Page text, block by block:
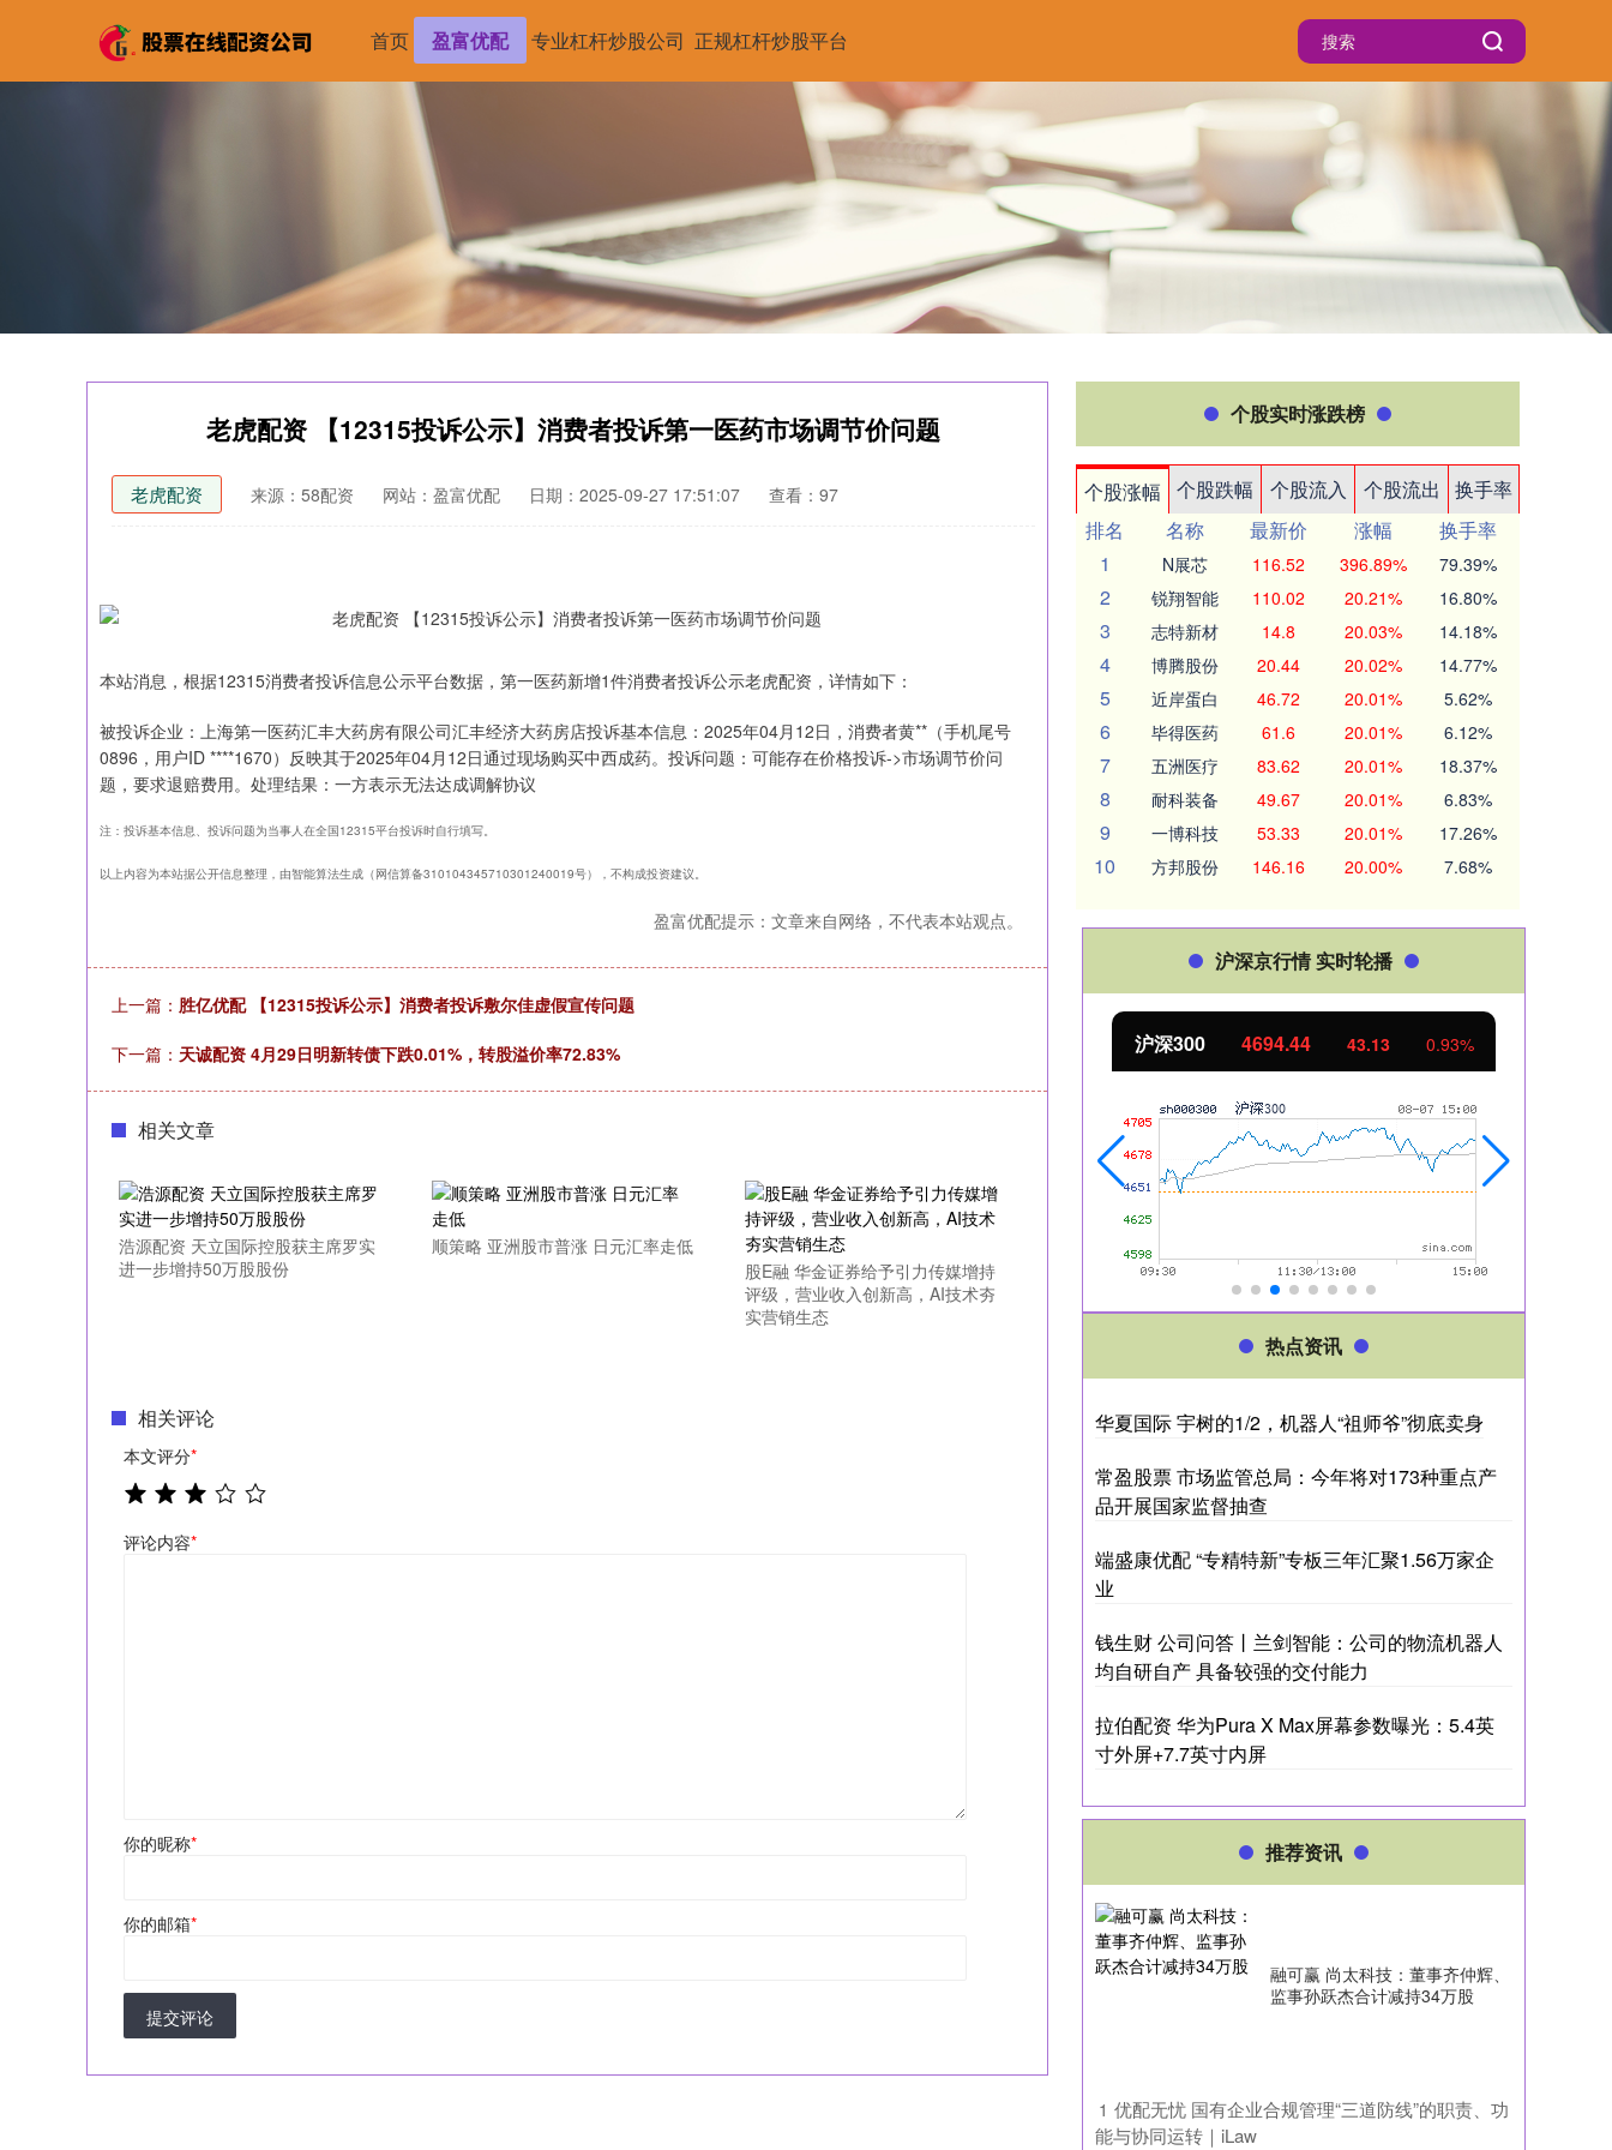
首页 盈富优配 专业杠杆炒股公司 正规杠杆炒股平台
老虎配资 【12315投诉公示】消费者投诉第一医药市场调节价问题
老虎配资 来源：58配资 网站：盈富优配 日期：2025-09-27 17:51:07 查看：97
本站消息，根据12315消费者投诉信息公示平台数据，第一医药新增1件消费者投诉公示老虎配资，详情如下：
被投诉企业：上海第一医药汇丰大药房有限公司汇丰经济大药房店投诉基本信息：2025年04月12日，消费者黄**（手机尾号
0896，用户ID ****1670）反映其于2025年04月12日通过现场购买中西成药。投诉问题：可能存在价格投诉->市场调节价问
题，要求退赔费用。处理结果：一方表示无法达成调解协议
注：投诉基本信息、投诉问题为当事人在全国12315平台投诉时自行填写。
以上内容为本站据公开信息整理，由智能算法生成（网信算备310104345710301240019号），不构成投资建议。
盈富优配提示：文章来自网络，不代表本站观点。
上一篇： 胜亿优配 【12315投诉公示】消费者投诉敷尔佳虚假宣传问题
下一篇： 天诚配资 4月29日明新转债下跌0.01%，转股溢价率72.83%
相关文章
浩源配资 天立国际控股获主席罗实
进一步增持50万股股份
顺策略 亚洲股市普涨 日元汇率走低
股E融 华金证券给予引力传媒增持
评级，营业收入创新高，AI技术夯
实营销生态
相关评论
本文评分*
评论内容*
你的昵称*
你的邮箱*
提交评论
个股实时涨跌榜
个股涨幅 个股跌幅 个股流入 个股流出
换手率
排名
名称 最新价 涨幅
换手率
1
N展芯 116.52 396.89% 79.39%
2 锐翔智能 110.02 20.21% 16.80%
3 志特新材 14.8 20.03% 14.18%
4 博腾股份 20.44 20.02% 14.77%
5 近岸蛋白 46.72 20.01% 5.62%
6 毕得医药 61.6 20.01% 6.12%
7 五洲医疗 83.62 20.01% 18.37%
8 耐科装备 49.67 20.01% 6.83%
9 一博科技 53.33 20.01% 17.26%
10 方邦股份 146.16 20.00% 7.68%
沪深京行情 实时轮播
2.13% 上证指数 3940.04 39.68 1.02% 沪深300 4694.44 43.13 0.93%
热点资讯
华夏国际 宇树的1/2，机器人“祖师爷”彻底卖身
常盈股票 市场监管总局：今年将对173种重点产
品开展国家监督抽查
端盛康优配 “专精特新”专板三年汇聚1.56万家企
业
钱生财 公司问答丨兰剑智能：公司的物流机器人
均自研自产 具备较强的交付能力
拉伯配资 华为Pura X Max屏幕参数曝光：5.4英
寸外屏+7.7英寸内屏
推荐资讯
融可赢 尚太科技：董事齐仲辉、
监事孙跃杰合计减持34万股
1 ​优配无忧 国有企业合规管理“三道防线”的职责、功
能与协同运转｜iLaw